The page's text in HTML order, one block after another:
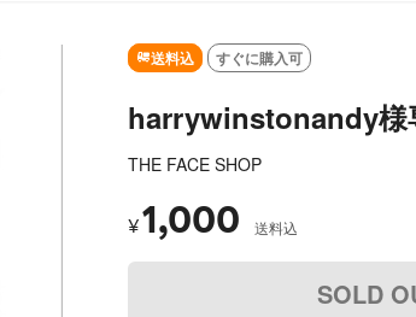
送料込 すぐに購入可
harrywinstonandy様
THE FACE SHOP
¥1,000 送料込
SOLD